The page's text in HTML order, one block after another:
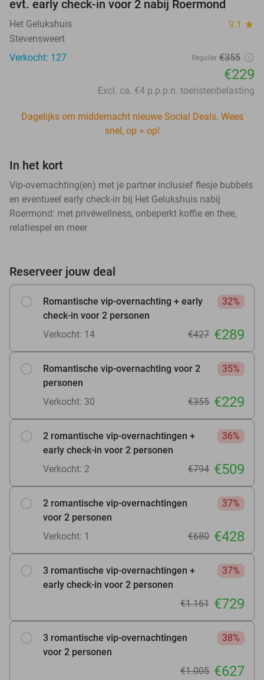
evt. early check-in voor 2 nabij Roermond
Het Gelukshuis 9.1 star
Stevensweert
Verkocht: 127
Regulier €355
€229
Excl. ca. €4 p.p.p.n. toeristenbelasting
Dagelijks om middernacht nieuwe Social Deals. Wees
snel, op = op!
In het kort
Vip-overnachting(en) met je partner inclusief flesje bubbels
en eventueel early check-in bij Het Gelukshuis nabij
Roermond: met privéwellness, onbeperkt koffie en thee,
relatiespel en meer
Reserveer jouw deal
Romantische vip-overnachting + early
check-in voor 2 personen
32%
Verkocht: 14 €427 €289
Romantische vip-overnachting voor 2
personen
35%
Verkocht: 30 €355 €229
2 romantische vip-overnachtingen +
early check-in voor 2 personen
36%
Verkocht: 2 €794 €509
2 romantische vip-overnachtingen
voor 2 personen
37%
Verkocht: 1 €680 €428
3 romantische vip-overnachtingen +
early check-in voor 2 personen
37%
€1.161 €729
3 romantische vip-overnachtingen
voor 2 personen
38%
€1.005 €627